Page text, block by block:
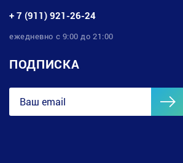
+ 7 (911) 921-26-24
ежедневно с 9:00 до 21:00
ПОДПИСКА